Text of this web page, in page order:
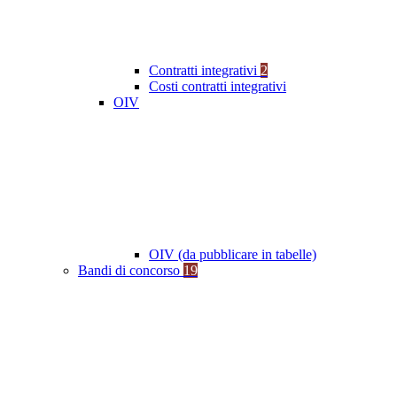
Contratti integrativi 2
Costi contratti integrativi
OIV
OIV (da pubblicare in tabelle)
Bandi di concorso 19